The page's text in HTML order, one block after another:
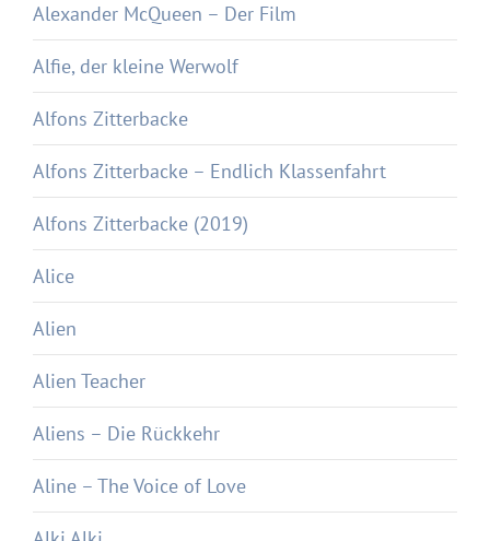
Alexander McQueen – Der Film
Alfie, der kleine Werwolf
Alfons Zitterbacke
Alfons Zitterbacke – Endlich Klassenfahrt
Alfons Zitterbacke (2019)
Alice
Alien
Alien Teacher
Aliens – Die Rückkehr
Aline – The Voice of Love